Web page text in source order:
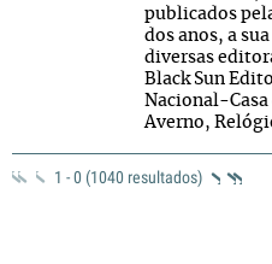
publicados
dos anos, a
diversas
Black Sun
Nacional-
Averno,
1 - 0 (1040 resultados)